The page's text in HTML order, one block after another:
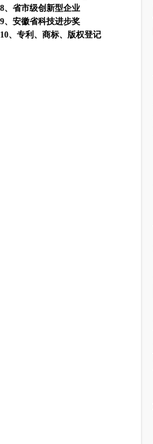
8、省市级创新型企业
9、安徽省科技进步奖
10、 专利 、 商标、 版权登记